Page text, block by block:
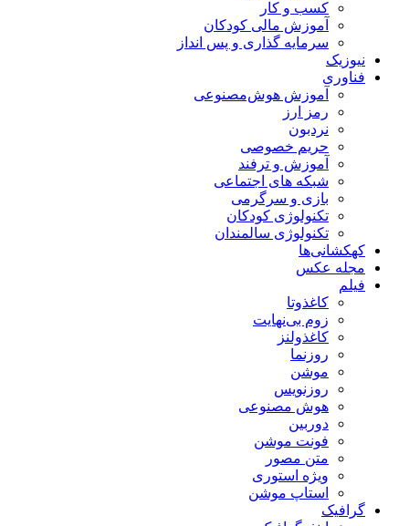
کسب و کار
آموزش مالی کودکان
سرمایه گذاری و پس انداز
نیوزیک
فناوری
آموزش هوش‌مصنوعی
رمز ارز
نردبون
حریم خصوصی
آموزش و ترفند
شبکه های اجتماعی
بازی و سرگرمی
تکنولوژی کودکان
تکنولوژی سالمندان
کهکشانی‌ها
مجله عکس
فیلم
کاغذوتا
زوم بی‌نهایت
کاغذولنز
روزنما
موشن
روزنویس
هوش مصنوعی
دوربین
فونت موشن
متن مصور
ویژه استوری
استاپ موشن
گرافیک